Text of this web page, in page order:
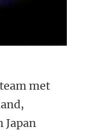
met
Japan